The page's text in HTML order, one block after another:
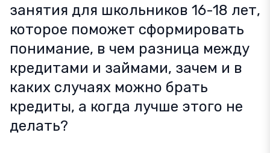
занятия для школьников 16-18 лет,
которое поможет сформировать
понимание, в чем разница между
кредитами и займами, зачем и в
каких случаях можно брать
кредиты, а когда лучше этого не
делать?